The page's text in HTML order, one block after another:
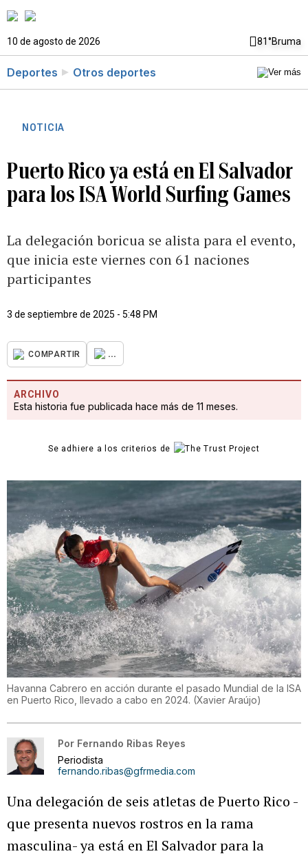
10 de agosto de 2026 81°Bruma
Deportes Otros deportes
NOTICIA
Puerto Rico ya está en El Salvador
para los ISA World Surfing Games
La delegación boricua se alista para el evento,
que inicia este viernes con 61 naciones
participantes
3 de septiembre de 2025 - 5:48 PM
COMPARTIR ...
ARCHIVO
Esta historia fue publicada hace más de 11 meses.
Se adhiere a los criterios de
Havanna Cabrero en acción durante el pasado Mundial de la ISA
en Puerto Rico, llevado a cabo en 2024. (Xavier Araújo)
Por Fernando Ribas Reyes
Periodista
fernando.ribas@gfrmedia.com
Una delegación de seis atletas de Puerto Rico -
que presenta nuevos rostros en la rama
masculina- ya está en El Salvador para la